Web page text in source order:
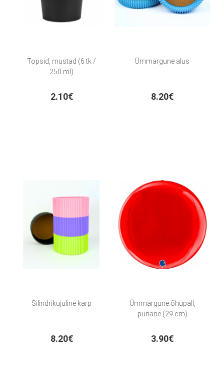
Topsid, mustad (6 tk /
250 ml)
2.10€
Ümmargune alus
8.20€
Silindrikujuline karp
8.20€
Ümmargune õhupall,
punane (29 cm)
3.90€